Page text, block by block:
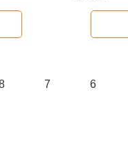
6
7